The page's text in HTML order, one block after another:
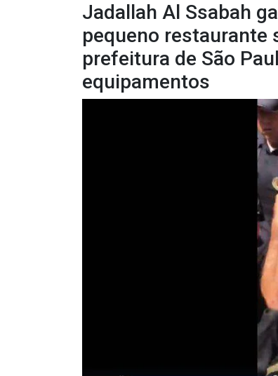
Jadallah Al Ssabah
pequeno restaurante
prefeitura de São
equipamentos